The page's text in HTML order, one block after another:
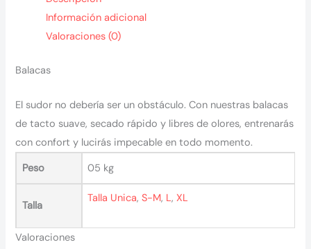
Información adicional
Valoraciones (0)
Balacas
El sudor no debería ser un obstáculo. Con nuestras balacas
de tacto suave, secado rápido y libres de olores, entrenarás
con confort y lucirás impecable en todo momento.
Peso
05 kg
Talla
Talla Unica, S-M, L, XL
Valoraciones